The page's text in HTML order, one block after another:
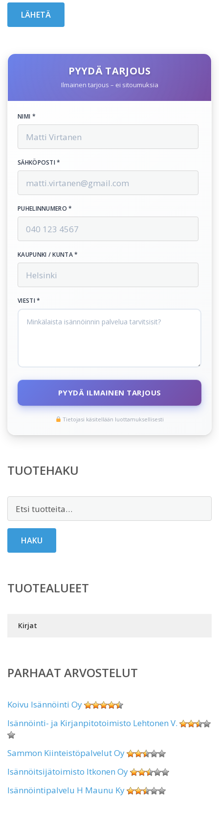
PYYDÄ TARJOUS
Ilmainen tarjous – ei sitoumuksia
NIMI *
SÄHKÖPOSTI *
PUHELINNUMERO *
KAUPUNKI / KUNTA *
VIESTI *
PYYDÄ ILMAINEN TARJOUS
Tietojasi käsitellään luottamuksellisesti
TUOTEHAKU
HAKU
TUOTEALUEET
Kirjat
PARHAAT ARVOSTELUT
Koivu Isännöinti Oy
Isännöinti- ja Kirjanpitotoimisto Lehtonen V.
Sammon Kiinteistöpalvelut Oy
Isännöitsijätoimisto Itkonen Oy
Isännöintipalvelu H Maunu Ky